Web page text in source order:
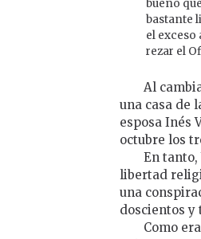
bueno
bastante
el exceso
rezar el
Al
una casa de
esposa Inés
octubre los
En
libertad
una
doscientos y
Como